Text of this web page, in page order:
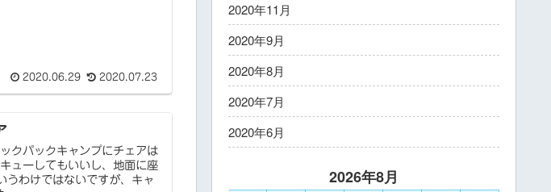
2020.06.29 2020.07.23
クパックキャンプにチェアは
ューしてもいいし、地面に座
うわけではないですが、キャ
2020年11月
2020年9月
2020年8月
2020年7月
2020年6月
2026年8月